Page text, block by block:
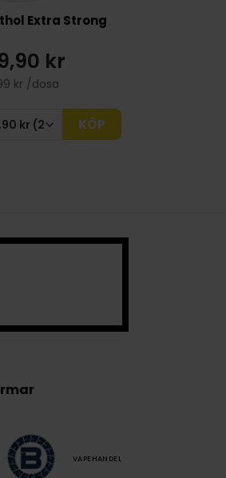
Extra Strong
kr
kr /dosa
KÖP
VAPEHANDEL